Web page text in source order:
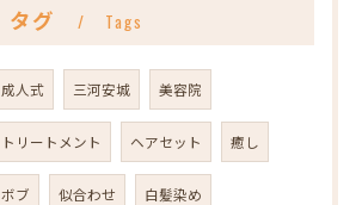
タグ Tags
成人式 三河安城 美容院
トリートメント ヘアセット 癒し
ボブ 似合わせ 白髪染め